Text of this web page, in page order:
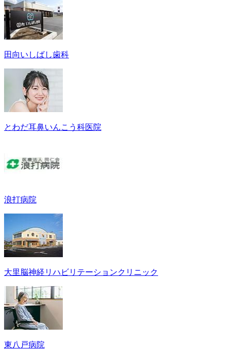
田向いしばし歯科
とわだ耳鼻いんこう科医院
浪打病院
大里脳神経リハビリテーションクリニック
東八戸病院